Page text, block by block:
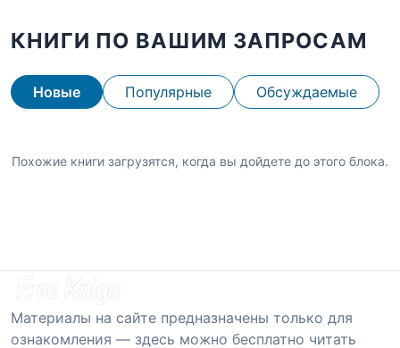
КНИГИ ПО ВАШИМ ЗАПРОСАМ
Новые Популярные Обсуждаемые
Похожие книги загрузятся, когда вы дойдете до этого блока.
Материалы на сайте предназначены только для
ознакомления — здесь можно бесплатно читать